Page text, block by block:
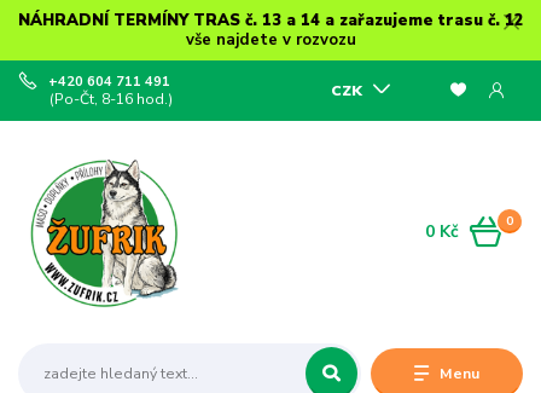
NÁHRADNÍ TERMÍNY TRAS č. 13 a 14 a zařazujeme trasu č. 12
vše najdete v rozvozu
Menu
CZK
+420 604 711 491
(Po-Čt, 8-16 hod.)
0
0 Kč